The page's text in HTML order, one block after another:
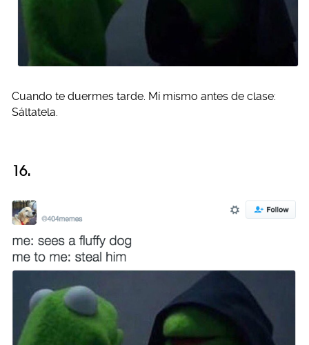
Cuando te duermes tarde. Mí mismo antes de clase:
Sáltatela.
16.